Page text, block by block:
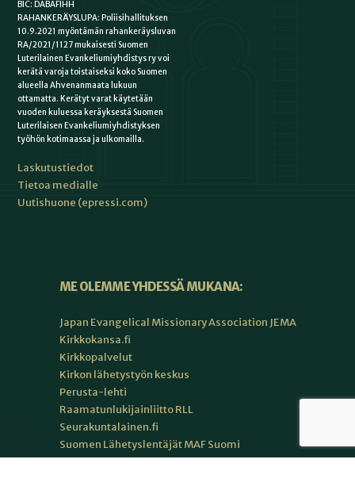
BIC: DABAFIHH
RAHANKERÄYSLUPA: Poliisihallituksen
10.9.2021 myöntämän rahankeräysluvan
RA/2021/1127 mukaisesti Suomen
Luterilainen Evankeliumiyhdistys ry voi
kerätä varoja toistaiseksi koko Suomen
alueella Ahvenanmaata lukuun
ottamatta. Kerätyt varat käytetään
vuoden kuluessa keräyksestä Suomen
Luterilaisen Evankeliumiyhdistyksen
työhön kotimaassa ja ulkomailla.
Laskutustiedot
Tietoa medialle
Uutishuone (epressi.com)
ME OLEMME YHDESSÄ MUKANA:
Japan Evangelical Missionary Association JEMA
Kirkkokansa.fi
Kirkkopalvelut
Kirkon lähetystyön keskus
Perusta-lehti
Raamatunlukijainliitto RLL
Seurakuntalainen.fi
Suomen Lähetyslentäjät MAF Suomi
Suomen lähetysneuvosto SLN